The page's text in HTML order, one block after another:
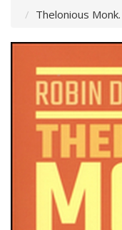
Thelonious